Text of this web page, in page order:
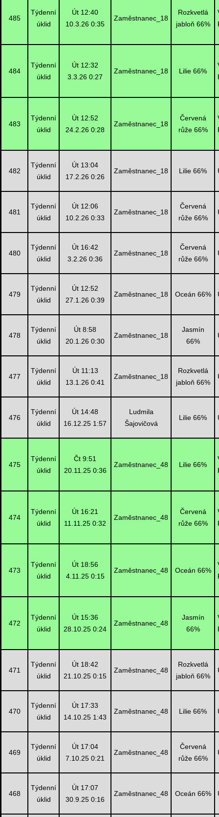
485
Týdenní
úklid
Út 12:40
10.3.26 0:35
Zaměstnanec_18
Rozkvetlá
jabloň 66%
484
Týdenní
úklid
Út 12:32
3.3.26 0:27
Zaměstnanec_18 Lilie 66%
483
Týdenní
úklid
Út 12:52
24.2.26 0:28
Zaměstnanec_18
Červená
růže 66%
482
Týdenní
úklid
Út 13:04
17.2.26 0:26
Zaměstnanec_18 Lilie 66%
481
Týdenní
úklid
Út 12:06
10.2.26 0:33
Zaměstnanec_18
Červená
růže 66%
480
Týdenní
úklid
Út 16:42
3.2.26 0:36
Zaměstnanec_18
Červená
růže 66%
479
Týdenní
úklid
Út 12:52
27.1.26 0:39
Zaměstnanec_18 Oceán 66%
478
Týdenní
úklid
Út 8:58
20.1.26 0:30
Zaměstnanec_18
Jasmín
66%
477
Týdenní
úklid
Út 11:13
13.1.26 0:41
Zaměstnanec_18
Rozkvetlá
jabloň 66%
476
Týdenní
úklid
Út 14:48
16.12.25 1:57
Ludmila
Šajovičová
Lilie 66%
475
Týdenní
úklid
Čt 9:51
20.11.25 0:36
Zaměstnanec_48 Lilie 66%
474
Týdenní
úklid
Út 16:21
11.11.25 0:32
Zaměstnanec_48
Červená
růže 66%
473
Týdenní
úklid
Út 18:56
4.11.25 0:15
Zaměstnanec_48 Oceán 66%
472
Týdenní
úklid
Út 15:36
28.10.25 0:24
Zaměstnanec_48
Jasmín
66%
471
Týdenní
úklid
Út 18:42
21.10.25 0:15
Zaměstnanec_48
Rozkvetlá
jabloň 66%
470
Týdenní
úklid
Út 17:33
14.10.25 1:43
Zaměstnanec_48 Lilie 66%
469
Týdenní
úklid
Út 17:04
7.10.25 0:21
Zaměstnanec_48
Červená
růže 66%
468
Týdenní
úklid
Út 17:07
30.9.25 0:16
Zaměstnanec_48 Oceán 66%